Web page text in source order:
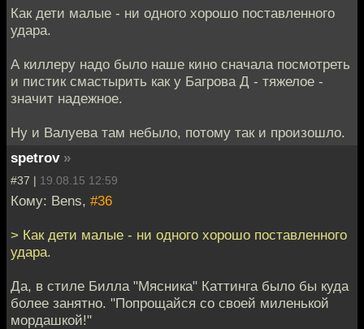
Как дети малые - ни одного хорошо поставленного
удара.
А киллеру надо было наше кино сначала посмотреть
и пистик смастырить как у Багрова Д - тяжелое -
значит надежное.
Ну и Валуева там небыло, потому так и произошло.
spetrov »
#37 | 19.08.15 12:59
Кому: Bens, #36
> Как дети малые - ни одного хорошо поставленного
удара.
Да, в стиле Билла "Мясника" Каттинга было бы куда
более занятно. "Попрощайся со своей миленькой
мордашкой!"